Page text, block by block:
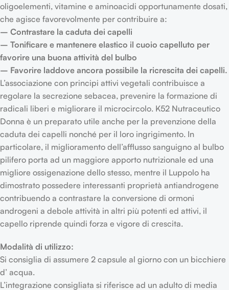
oligoelementi, vitamine e aminoacidi opportunamente dosati,
che agisce favorevolmente per contribuire a:
– Contrastare la caduta dei capelli
– Tonificare e mantenere elastico il cuoio capelluto per
favorire una buona attività del bulbo
– Favorire laddove ancora possibile la ricrescita dei capelli.
L’associazione con principi attivi vegetali contribuisce a
regolare la secrezione sebacea, prevenire la formazione di
radicali liberi e migliorare il microcircolo. K52 Nutraceutico
Donna è un preparato utile anche per la prevenzione della
caduta dei capelli nonché per il loro ingrigimento. In
particolare, il miglioramento dell’afflusso sanguigno al bulbo
pilifero porta ad un maggiore apporto nutrizionale ed una
migliore ossigenazione dello stesso, mentre il Luppolo ha
dimostrato possedere interessanti proprietà antiandrogene
contribuendo a contrastare la conversione di ormoni
androgeni a debole attività in altri più potenti ed attivi, il
capello riprende quindi forza e vigore di crescita.
Modalità di utilizzo:
Si consiglia di assumere 2 capsule al giorno con un bicchiere
d’ acqua.
L’integrazione consigliata si riferisce ad un adulto di media